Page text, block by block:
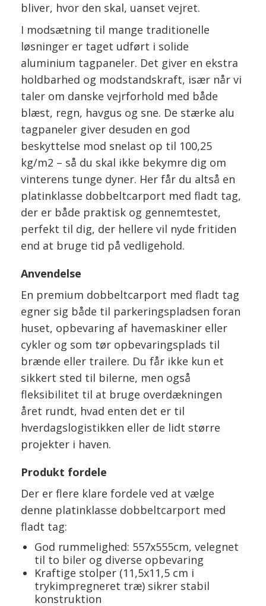
bliver, hvor den skal, uanset vejret.
I modsætning til mange traditionelle
løsninger er taget udført i solide
aluminium tagpaneler. Det giver en ekstra
holdbarhed og modstandskraft, især når vi
taler om danske vejrforhold med både
blæst, regn, havgus og sne. De stærke alu
tagpaneler giver desuden en god
beskyttelse mod snelast op til 100,25
kg/m2 – så du skal ikke bekymre dig om
vinterens tunge dyner. Her får du altså en
platinklasse dobbeltcarport med fladt tag,
der er både praktisk og gennemtestet,
perfekt til dig, der hellere vil nyde fritiden
end at bruge tid på vedligehold.
Anvendelse
En premium dobbeltcarport med fladt tag
egner sig både til parkeringspladsen foran
huset, opbevaring af havemaskiner eller
cykler og som tør opbevaringsplads til
brænde eller trailere. Du får ikke kun et
sikkert sted til bilerne, men også
fleksibilitet til at bruge overdækningen
året rundt, hvad enten det er til
hverdagslogistikken eller de lidt større
projekter i haven.
Produkt fordele
Der er flere klare fordele ved at vælge
denne platinklasse dobbeltcarport med
fladt tag:
God rummelighed: 557x555cm, velegnet
til to biler og diverse opbevaring
Kraftige stolper (11,5x11,5 cm i
trykimpregneret træ) sikrer stabil
konstruktion